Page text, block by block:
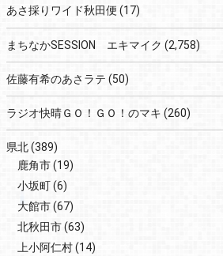
あさ採りワイド秋田便 (17)
まちなかSESSION エキマイク (2,758)
佐藤有希のあさラテ (50)
ラジオ快晴ＧＯ！ＧＯ！のマキ (260)
県北(389)
鹿角市(19)
小坂町(6)
大館市(67)
北秋田市(63)
上小阿仁村(14)